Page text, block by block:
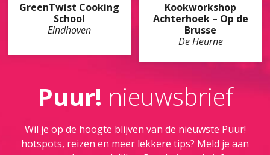
GreenTwist Cooking
School
Eindhoven
Kookworkshop
Achterhoek – Op de
Brusse
De Heurne
Puur! nieuwsbrief
Wil je op de hoogte blijven van de nieuwste Puur!
hotspots, reizen en meer lekkere tips? Meld je aan